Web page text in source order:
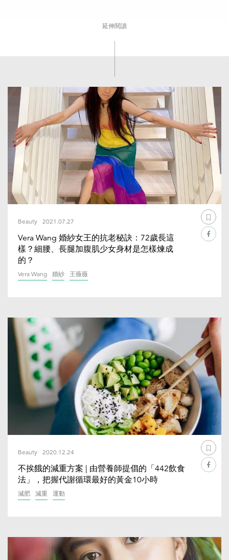
延伸閱讀
Beauty 2021.07.27
Vera Wang 婚紗女王的抗老秘訣：72歲長這
樣？細腰、長腿加腹肌少女身材是怎樣煉成
的？
Vera Wang 婚紗 王薇薇
Beauty 2020.12.24
不挨餓的減重方案 | 由營養師提倡的「442飲食
法」，把握代謝循環最好的黃金10小時
減肥 減重 運動